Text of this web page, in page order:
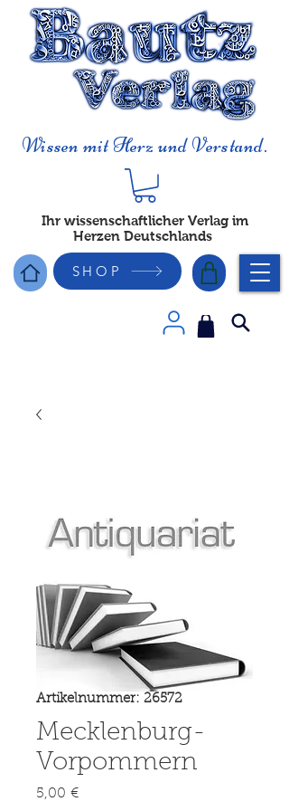
Wissen mit Herz und Verstand.
Ihr wissenschaftlicher Verlag im
Herzen Deutschlands
SHOP
Artikelnummer: 26572
Mecklenburg-
Vorpommern
5,00 €Preis